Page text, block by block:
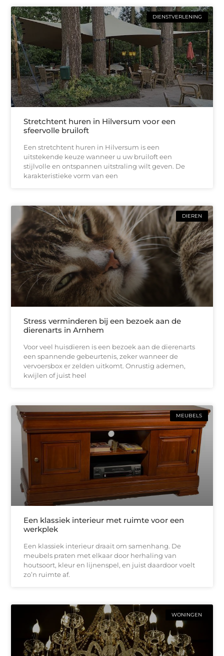
DIENSTVERLENING
Stretchtent huren in Hilversum voor een
sfeervolle bruiloft
Een stretchtent huren in Hilversum is een
uitstekende keuze wanneer u uw bruiloft een
stijlvolle en ontspannen uitstraling wilt geven. De
karakteristieke vorm van een
DIEREN
Stress verminderen bij een bezoek aan de
dierenarts in Arnhem
Voor veel huisdieren is een bezoek aan de dierenarts
een spannende gebeurtenis, zeker wanneer de
vervoersbox er zelden uitkomt. Onrustig ademen,
kwijlen of juist heel
MEUBELS
Een klassiek interieur met ruimte voor een
werkplek
Een klassiek interieur draait om samenhang. De
meubels praten met elkaar door herhaling van
houtsoort, kleur en lijnenspel, en juist daardoor voelt
zo’n ruimte af.
WONINGEN